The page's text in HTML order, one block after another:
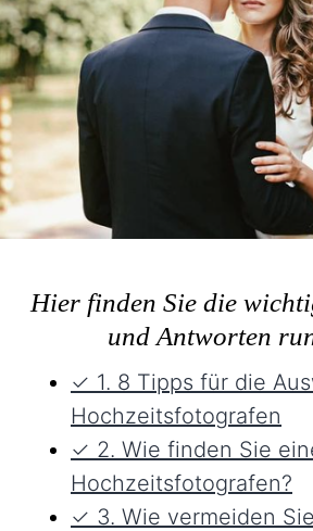
Hier finden Sie die
und Antworten
✓ 1. 8 Tipps für die
Hochzeitsfotografen
✓ 2. Wie finden Sie
Hochzeitsfotografen?
✓ 3. Wie vermeiden